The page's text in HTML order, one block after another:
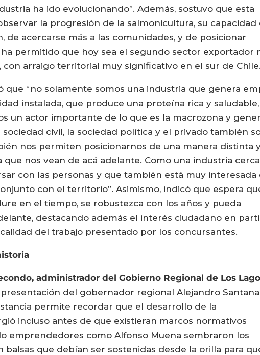
ha ido evolucionando”. Además, sostuvo que esta
la progresión de la salmonicultura, su capacidad
de acercarse más a las comunidades, y de posicionar
permitido que hoy sea el segundo sector exportador
con arraigo territorial muy significativo en el sur de Chile.
que “no solamente somos una industria que genera
instalada, que produce una proteína rica y
un actor importante de lo que es la macrozona y
civil, la sociedad política y el privado también
nos permiten posicionarnos de una manera distinta
que nos vean de acá adelante. Como una industria
con las personas y que también está muy interesada
con el territorio”. Asimismo, indicó que espera
en el tiempo, se robustezca con los años y pueda
destacando además el interés ciudadano en
del trabajo presentado por los concursantes.
administrador del Gobierno Regional de Los
del gobernador regional Alejandro
permite recordar que el desarrollo de la
incluso antes de que existieran marcos normativos
emprendedores como Alfonso Muena sembraron los
balsas que debían ser sostenidas desde la orilla para